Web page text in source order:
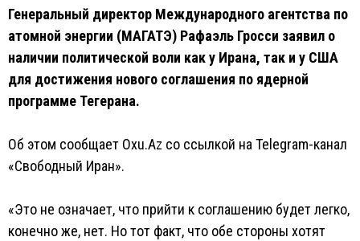
Генеральный директор Международного агентства по
атомной энергии (МАГАТЭ) Рафаэль Гросси заявил о
наличии политической воли как у Ирана, так и у США
для достижения нового соглашения по ядерной
программе Тегерана.
Об этом сообщает Oxu.Az со ссылкой на Telegram-канал
«Свободный Иран».
«Это не означает, что прийти к соглашению будет легко,
конечно же, нет. Но тот факт, что обе стороны хотят